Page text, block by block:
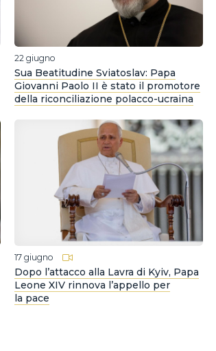
22 giugno
Sua Beatitudine Sviatoslav: Papa
Giovanni Paolo II è stato il promotore
della riconciliazione polacco-ucraina
17 giugno
Dopo l’attacco alla Lavra di Kyiv, Papa
Leone XIV rinnova l’appello per
la pace